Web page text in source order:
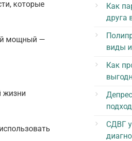
которые
мощный —
жизни
Как
друга
виды
Как
СДВГ